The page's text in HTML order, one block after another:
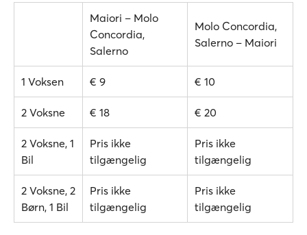
Maiori – Molo
Concordia,
Salerno
Molo Concordia,
Salerno – Maiori
1 Voksen € 9 € 10
2 Voksne € 18 € 20
2 Voksne, 1
Bil
Pris ikke
tilgængelig
Pris ikke
tilgængelig
2 Voksne, 2
Børn, 1 Bil
Pris ikke
tilgængelig
Pris ikke
tilgængelig